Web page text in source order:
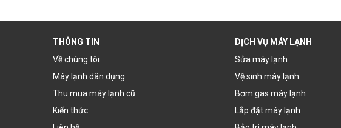
THÔNG TIN
Về chúng tôi
Máy lạnh dân dụng
Thu mua máy lạnh cũ
Kiến thức
DỊCH VỤ MÁY LẠNH
Sửa máy lạnh
Vệ sinh máy lạnh
Bơm gas máy lạnh
Lắp đặt máy lạnh